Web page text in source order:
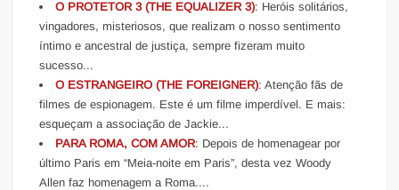
O PROTETOR 3 (THE EQUALIZER 3): Heróis solitários,
vingadores, misteriosos, que realizam o nosso sentimento
íntimo e ancestral de justiça, sempre fizeram muito
sucesso...
O ESTRANGEIRO (THE FOREIGNER): Atenção fãs de
filmes de espionagem. Este é um filme imperdível. E mais:
esqueçam a associação de Jackie...
PARA ROMA, COM AMOR: Depois de homenagear por
último Paris em “Meia-noite em Paris”, desta vez Woody
Allen faz homenagem a Roma....